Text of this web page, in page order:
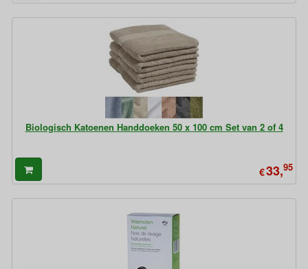
Biologisch Katoenen Handdoeken 50 x 100 cm Set van 2 of 4
€33,95